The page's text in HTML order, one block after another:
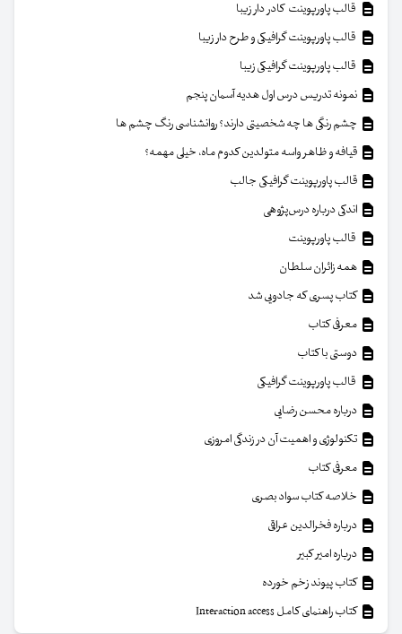
قالب پاورپوینت کادر دار زیبا
قالب پاورپوینت گرافیکی و طرح دار زیبا
قالب پاورپوینت گرافیکی زیبا
نمونه تدریس درس اول هدیه آسمان پنجم
چشم رنگی ها چه شخصیتی دارند؟ روانشناسی رنگ چشم ها
قیافه و ظاهر واسه متولدین کدوم ماه، خیلی مهمه؟
قالب پاورپوینت گرافیکی جالب
اندکی درباره درس‌پژوهی
قالب پاورپوینت
همه زائران سلطان
کتاب پسری که جادویی شد
معرفی کتاب
دوستی با کتاب
قالب پاورپوینت گرافیکی
درباره محسن رضایی
تکنولوژی و اهمیت آن در زندگی امروزی
معرفی کتاب
خلاصه کتاب سواد بصری
درباره فخرالدین عراقی
درباره امیر کبیر
کتاب پیوند زخم خورده
کتاب راهنمای کامل Interaction access